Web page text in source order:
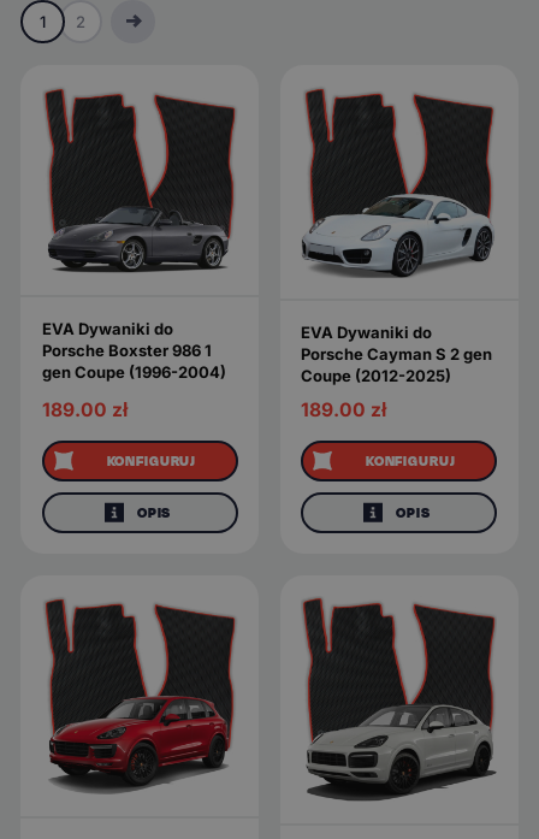
1
2
EVA Dywaniki do
Porsche Boxster 986 1
gen Coupe (1996-2004)
189.00 zł
KONFIGURUJ
OPIS
EVA Dywaniki do
Porsche Cayman S 2 gen
Coupe (2012-2025)
189.00 zł
KONFIGURUJ
OPIS